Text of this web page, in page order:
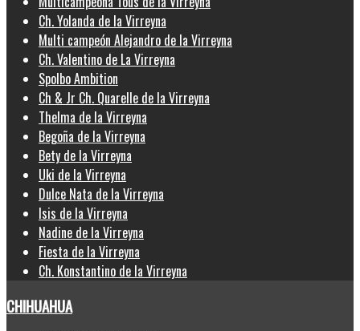
Ch. Yolanda de la Virreyna
Multi campeón Alejandro de la Virreyna
Ch. Valentino de La Virreyna
Spolbo Ambition
Ch & Jr Ch. Quarelle de la Virreyna
Thelma de la Virreyna
Begoña de la Virreyna
Bety de la Virreyna
Uki de la Virreyna
Dulce Nata de la Virreyna
Isis de la Virreyna
Nadine de la Virreyna
Fiesta de la Virreyna
Ch. Konstantino de la Virreyna
CHIHUAHUA